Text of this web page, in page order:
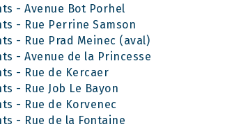
- Avenue Bot Porhel
- Rue Perrine Samson
- Rue Prad Meinec (aval)
- Avenue de la Princesse
- Rue de Kercaer
- Rue Job Le Bayon
- Rue de Korvenec
- Rue de la Fontaine